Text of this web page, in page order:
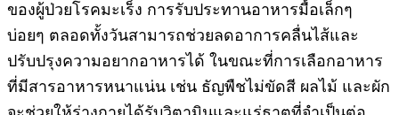
ของผู้ป่วยโรคมะเร็ง การรับประทานอาหารมื้อเล็กๆ
บ่อยๆ ตลอดทั้งวันสามารถช่วยลดอาการคลื่นไส้และ
ปรับปรุงความอยากอาหารได้ ในขณะที่การเลือกอาหาร
ที่มีสารอาหารหนาแน่น เช่น ธัญพืชไม่ขัดสี ผลไม้ และผัก